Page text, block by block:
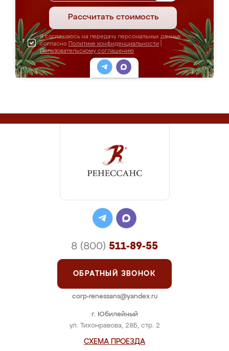
Рассчитать стоимость
Я соглашаюсь на передачу персональных данных
согласно Политике конфиденциальности
Пользовательскому соглашению
г. Юбилейный
ул. Тихонравова, 28Б, стр. 2
СХЕМА ПРОЕЗДА
8 (800) 511-89-55
ОБРАТНЫЙ ЗВОНОК
corp-renessans@yandex.ru